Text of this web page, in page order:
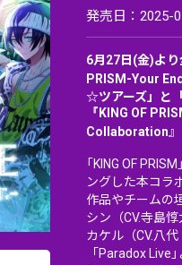
発売日：2025-
6月27日(金)よ
PRISM-Your
☆ツアーズ」と
『KING OF
Collaboration』
「KING OF
ングした本コラ
作品やチームの
シン（CV.寺島惇
カケル（CV.八代
「Paradox Live